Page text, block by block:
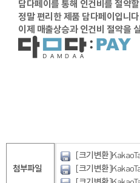
담다페이를 통해 인건비를 절약
정말 편리한 제품 담다페이입니
이제 매출상승과 인건비 절약을
첨부파일
[크기변환
[크기변환